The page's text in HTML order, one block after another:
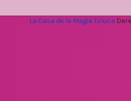
La Casa de la Magia Toluca